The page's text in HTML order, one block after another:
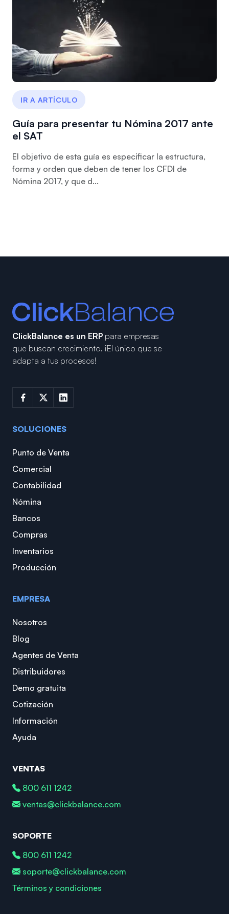
IR A ARTÍCULO
Guía para presentar tu Nómina 2017 ante
el SAT
El objetivo de esta guía es especificar la estructura,
forma y orden que deben de tener los CFDI de
Nómina 2017, y que d...
ClickBalance es un ERP para empresas
que buscan crecimiento. ¡El único que se
adapta a tus procesos!
SOLUCIONES
Punto de Venta
Comercial
Contabilidad
Nómina
Bancos
Compras
Inventarios
Producción
EMPRESA
Nosotros
Blog
Agentes de Venta
Distribuidores
Demo gratuita
Cotización
Información
Ayuda
VENTAS
800 611 1242
ventas@clickbalance.com
SOPORTE
800 611 1242
soporte@clickbalance.com
Términos y condiciones